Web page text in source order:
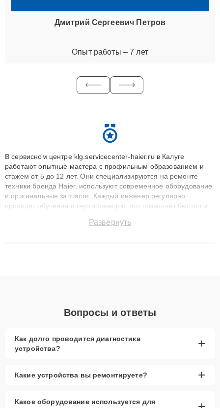
Дмитрий Сергеевич Петров
Опыт работы – 7 лет
В сервисном центре klg.servicecenter-haier.ru в Калуге
работают опытные мастера с профильным образованием и
стажем от 5 до 12 лет. Они специализируются на ремонте
техники бренда Haier, используют современное оборудование
и оригинальные запчасти. Каждый инженер регулярно
проходит обучение и сертификацию, что позволяет быстро и
сохранением гарантии до 3 лет. Наши мастера решают
Развернуть
Вопросы и ответы
Как долго проводится диагностика
устройства?
+
Какие устройства вы ремонтируете? +
Какое оборудование используется для